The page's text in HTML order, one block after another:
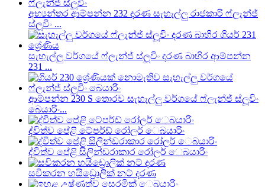
අභ්‍යන්තර ආම්පන්න 232 දරණ සැහැල්ලු රාජකාරි ෆ්ලැන්ජ්
ස්ලූවිං ...
සැහැල්ලු වර්ගයේ ෆ්ලැන්ජ් ස්ලූවිං දරණ බාහිර ආම්පන්න
231 ...
ආම්පන්න 230 S තොරව සැහැල්ලු වර්ගයේ ෆ්ලැන්ජ් ස්ලූවිං
බෙයාරිං...
ද්විත්ව පේළි ටේපර්ඩ් රෝලර් ෙබයාරිං
ද්විත්ව පේළි සිලින්ඩරාකාර රෝලර් ෙබයාරිං
සවිකරන හයිඩ්‍රොලික් නට් දරණ